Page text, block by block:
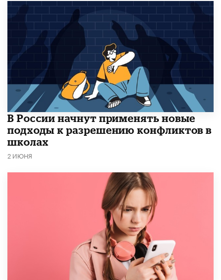
В России начнут применять новые
подходы к разрешению конфликтов в
школах
2 ИЮНЯ